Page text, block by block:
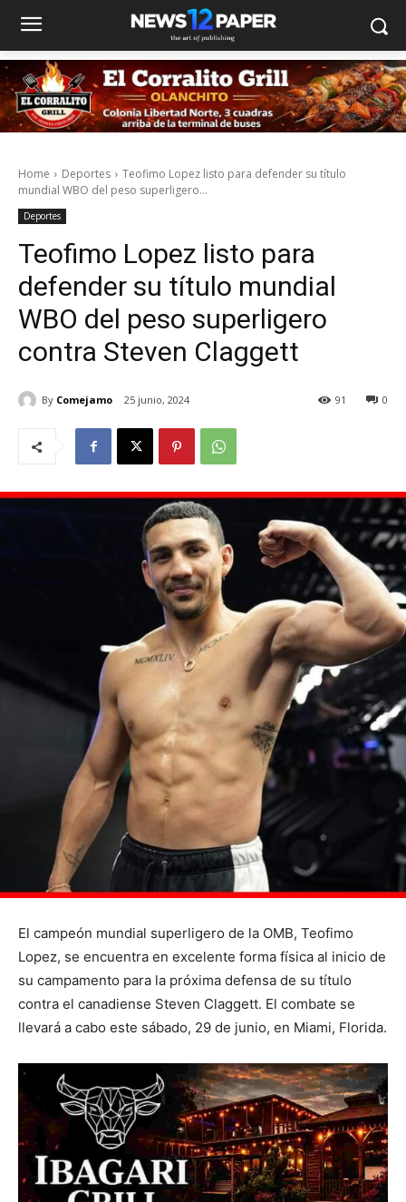
Home Deportes
Teofimo Lopez listo para defender su título
mundial WBO del peso superligero...
Deportes
Teofimo Lopez listo para
defender su título mundial
WBO del peso superligero
contra Steven Claggett
By Comejamo 25 junio, 2024 0
91
El campeón mundial superligero de la OMB, Teofimo
Lopez, se encuentra en excelente forma física al inicio de
su campamento para la próxima defensa de su título
contra el canadiense Steven Claggett. El combate se
llevará a cabo este sábado, 29 de junio, en Miami, Florida.